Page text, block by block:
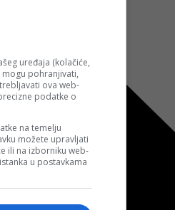
uređaja (kolačiće,
pohranjivati,
ova web-
podatke o
na temelju
možete upravljati
ili na izborniku web-
u postavkama